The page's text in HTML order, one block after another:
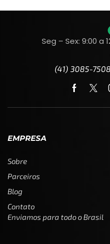
Seg – Sex: 9:00 a
(41) 3085-
EMPRESA
Sobre
Parceiros
Blog
Contato
Enviamos para todo o Brasil